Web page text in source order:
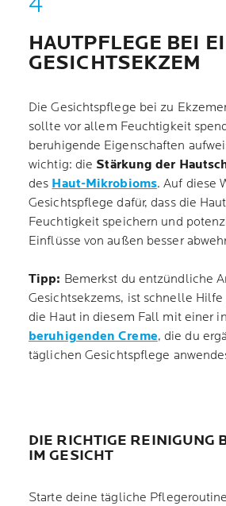
HAUTPFLEGE BEI
GESICHTSEKZEM
Die Gesichtspflege bei zu
sollte vor allem Feuchtigkeit
beruhigende Eigenschaften
wichtig: die Stärkung der
des Haut-Mikrobioms. Auf diese
Gesichtspflege dafür, dass die
Feuchtigkeit speichern und
Einflüsse von außen besser
Tipp: Bemerkst du entzündliche
Gesichtsekzems, ist schnelle Hilfe
die Haut in diesem Fall mit einer
beruhigenden Creme, die du
täglichen Gesichtspflege
DIE RICHTIGE REINIGUNG
IM GESICHT
Starte deine tägliche